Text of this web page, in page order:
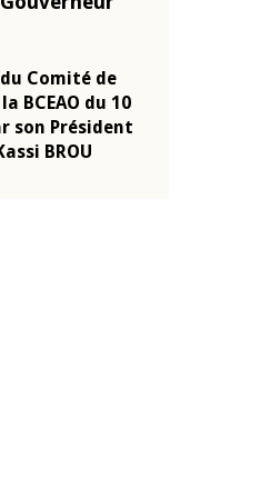
Comité de
BCEAO du 4
son Président
BROU